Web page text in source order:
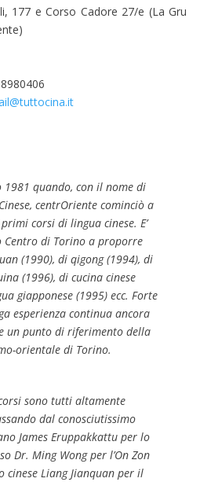
177 e Corso Cadore 27/e (La Gru
quando, con il nome di
centrOriente cominciò a
corsi di lingua cinese. E’
di Torino a proporre
(1990), di qigong (1994), di
(1996), di cucina cinese
giapponese (1995) ecc. Forte
esperienza continua ancora
un punto di riferimento della
orientale di Torino.
sono tutti altamente
dal conosciutissimo
James Eruppakkattu per lo
Dr. Ming Wong per l’On Zon
cinese Liang Jianquan per il